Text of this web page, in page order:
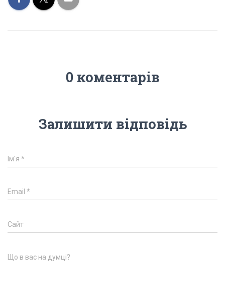
0 коментарів
Залишити відповідь
Ім'я *
Email *
Сайт
Що в вас на думці?